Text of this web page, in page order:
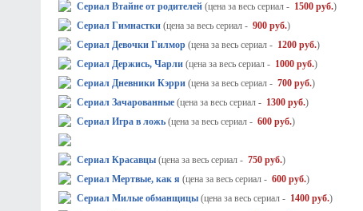
Сериал Втайне от родителей (цена за весь сериал - 1500 руб.)
Сериал Гимнастки (цена за весь сериал - 900 руб.)
Сериал Девочки Гилмор (цена за весь сериал - 1200 руб.)
Сериал Держись, Чарли (цена за весь сериал - 1000 руб.)
Сериал Дневники Кэрри (цена за весь сериал - 700 руб.)
Сериал Зачарованные (цена за весь сериал - 1300 руб.)
Сериал Игра в ложь (цена за весь сериал - 600 руб.)
Сериал Красавцы (цена за весь сериал - 750 руб.)
Сериал Мертвые, как я (цена за весь сериал - 600 руб.)
Сериал Милые обманщицы (цена за весь сериал - 1400 руб.)